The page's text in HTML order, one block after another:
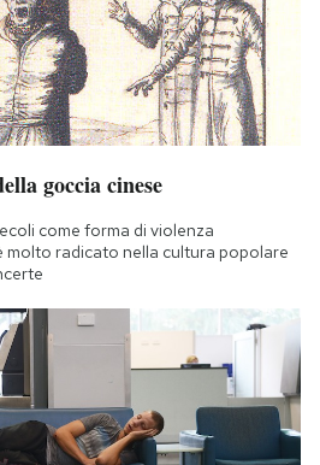
goccia cinese
come forma di violenza
molto radicato nella cultura popolare